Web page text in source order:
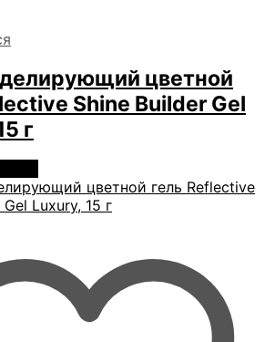
цветной
Shine Builder Gel
г